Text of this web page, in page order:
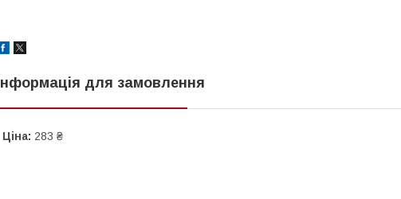
Інформація для замовлення
Ціна: 283 ₴